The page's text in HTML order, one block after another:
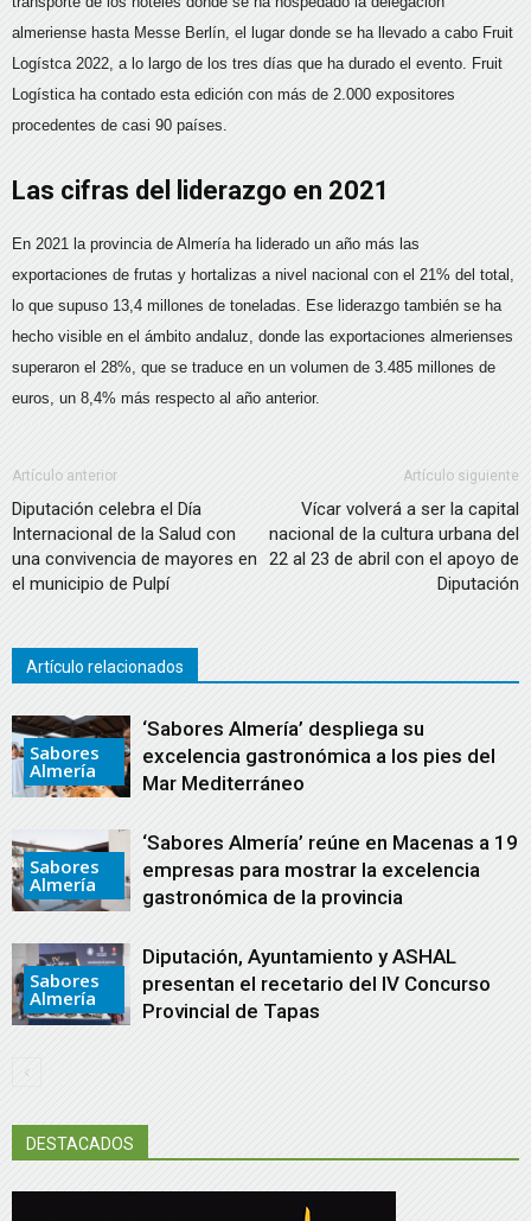
almeriense hasta Messe Berlín, el lugar donde se ha llevado a cabo Fruit
Logístca 2022, a lo largo de los tres días que ha durado el evento. Fruit
Logística ha contado esta edición con más de 2.000 expositores
procedentes de casi 90 países.
Las cifras del liderazgo en 2021
En 2021 la provincia de Almería ha liderado un año más las
exportaciones de frutas y hortalizas a nivel nacional con el 21% del total,
lo que supuso 13,4 millones de toneladas. Ese liderazgo también se ha
hecho visible en el ámbito andaluz, donde las exportaciones almerienses
superaron el 28%, que se traduce en un volumen de 3.485 millones de
euros, un 8,4% más respecto al año anterior.
Artículo anterior
Diputación celebra el Día
Internacional de la Salud con
una convivencia de mayores en
el municipio de Pulpí
Artículo siguiente
Vícar volverá a ser la capital
nacional de la cultura urbana del
22 al 23 de abril con el apoyo de
Diputación
Artículo relacionados
Sabores
Almería
‘Sabores Almería’ despliega su
excelencia gastronómica a los pies del
Mar Mediterráneo
Sabores
Almería
‘Sabores Almería’ reúne en Macenas a 19
empresas para mostrar la excelencia
gastronómica de la provincia
Sabores
Almería
Diputación, Ayuntamiento y ASHAL
presentan el recetario del IV Concurso
Provincial de Tapas
DESTACADOS